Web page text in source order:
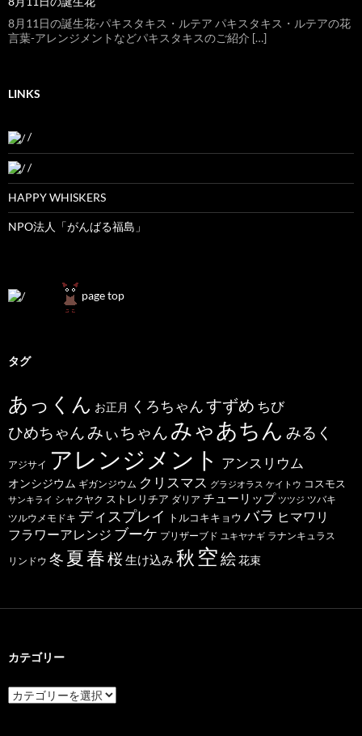
8月11日の誕生花-パキスタキス・ルテア パキスタキス・ルテアの花
言葉-アレンジメントなどパキスタキスのご紹介 […]
LINKS
/
/
HAPPY WHISKERS
NPO法人「がんばる福島」
page top
タグ
あっくん お正月 くろちゃんすずめ ちび
ひめちゃんみぃちゃん みゃあちん みるく
アジサイ アレンジメント アンスリウム
オンシジウム ギガンジウム クリスマス グラジオラス ケイトウ コスモス
サンキライ シャクヤク ストレリチア ダリア チューリップ ツツジ ツバキ
ツルウメモドキ ディスプレイ トルコキキョウ バラ ヒマワリ
フラワーアレンジ ブーケ プリザーブド ユキヤナギ ラナンキュラス
リンドウ 冬 夏春桜生け込み 秋 空絵花束
カテゴリー
カ
テ